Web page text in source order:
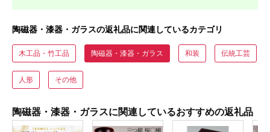
陶磁器・漆器・ガラスの返礼品に関連しているカテゴリ
木工品・竹工品 陶磁器・漆器・ガラス 和装 伝統工芸
人形 その他
陶磁器・漆器・ガラスに関連しているおすすめの返礼品